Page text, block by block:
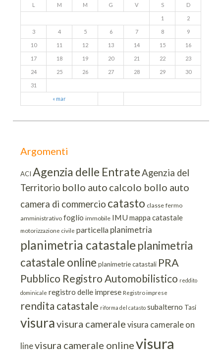
L M M G V S D
« mar
1 2
3 4 5 6 7 8 9
10 11 12 13 14 15 16
17 18 19 20 21 22 23
24 25 26 27 28 29 30
31
Argomenti
ACI Agenzia delle EntrateAgenzia del
Territorio bollo auto calcolo bollo auto
camera di commercio catasto classe fermo
amministrativo foglio immobile IMUmappa catastale
motorizzazione civile particella planimetria
planimetria catastaleplanimetria
catastale online planimetrie catastali PRA
Pubblico Registro Automobilistico reddito
dominicale registro delle imprese Registro imprese
rendita catastale riforma del catasto subalterno Tasi
visuravisura camerale visura camerale on
linevisura camerale onlinevisura